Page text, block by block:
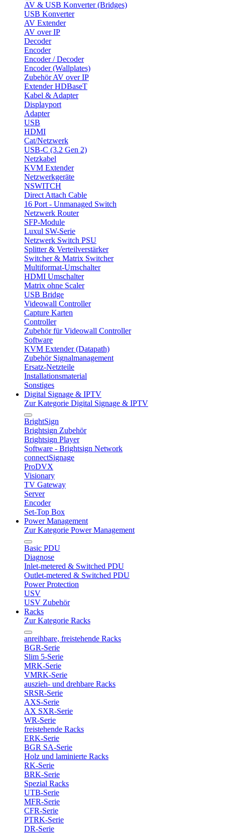
AV & USB Konverter (Bridges)
USB Konverter
AV Extender
AV over IP
Decoder
Encoder
Encoder / Decoder
Encoder (Wallplates)
Zubehör AV over IP
Extender HDBaseT
Kabel & Adapter
Displayport
Adapter
USB
HDMI
Cat/Netzwerk
USB-C (3.2 Gen 2)
Netzkabel
KVM Extender
Netzwerkgeräte
NSWITCH
Direct Attach Cable
16 Port - Unmanaged Switch
Netzwerk Router
SFP-Module
Luxul SW-Serie
Netzwerk Switch PSU
Splitter & Verteilverstärker
Switcher & Matrix Switcher
Multiformat-Umschalter
HDMI Umschalter
Matrix ohne Scaler
USB Bridge
Videowall Controller
Capture Karten
Controller
Zubehör für Videowall Controller
Software
KVM Extender (Datapath)
Zubehör Signalmanagement
Ersatz-Netzteile
Installationsmaterial
Sonstiges
Digital Signage & IPTV
Zur Kategorie Digital Signage & IPTV
BrightSign
Brightsign Zubehör
Brightsign Player
Software - Brightsign Network
connectSignage
ProDVX
Visionary
TV Gateway
Server
Encoder
Set-Top Box
Power Management
Zur Kategorie Power Management
Basic PDU
Diagnose
Inlet-metered & Switched PDU
Outlet-metered & Switched PDU
Power Protection
USV
USV Zubehör
Racks
Zur Kategorie Racks
anreihbare, freistehende Racks
BGR-Serie
Slim 5-Serie
MRK-Serie
VMRK-Serie
auszieh- und drehbare Racks
SRSR-Serie
AXS-Serie
AX SXR-Serie
WR-Serie
freistehende Racks
ERK-Serie
BGR SA-Serie
Holz und laminierte Racks
RK-Serie
BRK-Serie
Spezial Racks
UTB-Serie
MFR-Serie
CFR-Serie
PTRK-Serie
DR-Serie